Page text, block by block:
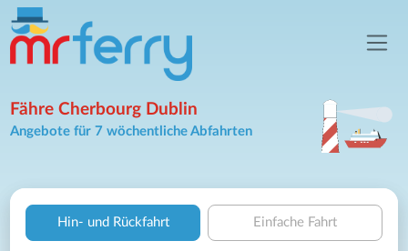
Fähre Cherbourg Dublin
Angebote für 7 wöchentliche Abfahrten
Hin- und Rückfahrt Einfache Fahrt